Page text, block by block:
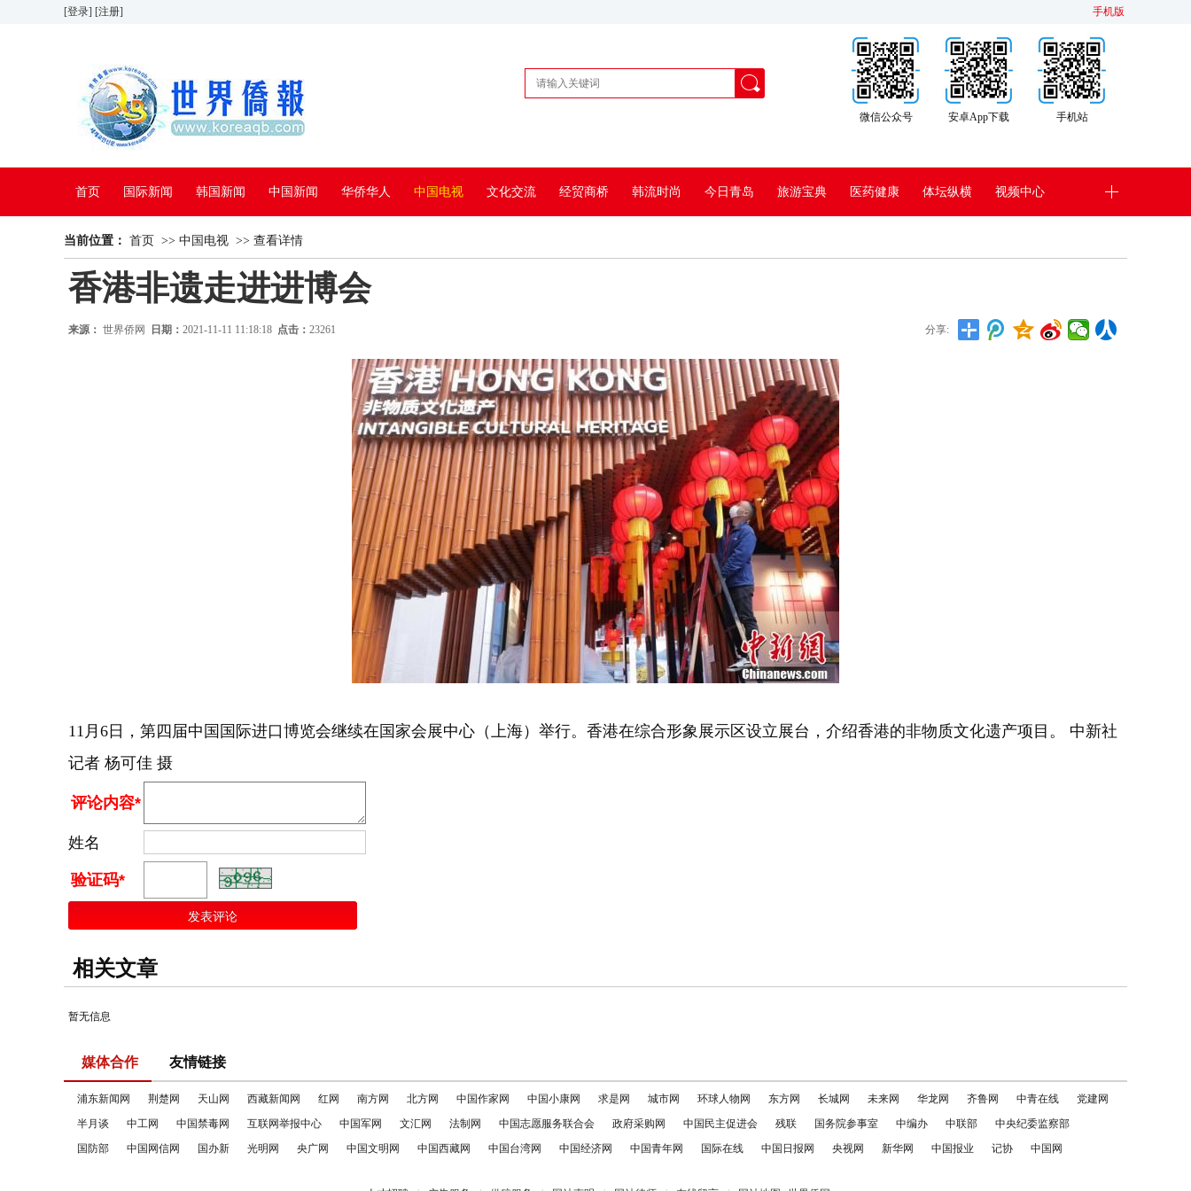
[登录] [注册] 手机版
手机站
安卓App下载
微信公众号
首页 国际新闻 韩国新闻 中国新闻 华侨华人 中国电视 文化交流 经贸商桥 韩流时尚 今日青岛 旅游宝典 医药健康 体坛纵横 视频中心
看中国 特别报道
当前位置： 首页 >> 中国电视 >> 查看详情
香港非遗走进进博会
来源： 世界侨网 日期： 2021-11-11 11:18:18 点击： 23261 分享:
11月6日，第四届中国国际进口博览会继续在国家会展中心（上海）举行。香港在综合形象展示区设立展台，介绍香港的非物质文化遗产项目。 中新社
记者 杨可佳 摄
评论内容*
姓名
验证码*
相关文章
暂无信息
媒体合作 友情链接
浦东新闻网 荆楚网 天山网 西藏新闻网 红网 南方网 北方网 中国作家网 中国小康网 求是网 城市网 环球人物网 东方网 长城网 未来网 华龙网 齐鲁网 中青在线
党建网
半月谈
中工网 中国禁毒网 互联网举报中心 中国军网 文汇网 法制网 中国志愿服务联合会 政府采购网 中国民主促进会 残联 国务院参事室 中编办 中联部
中央纪委监察部
国防部
中国网信网 国办新 光明网 央广网 中国文明网 中国西藏网 中国台湾网 中国经济网 中国青年网 国际在线 中国日报网 央视网 新华网 中国报业 记协 中国网